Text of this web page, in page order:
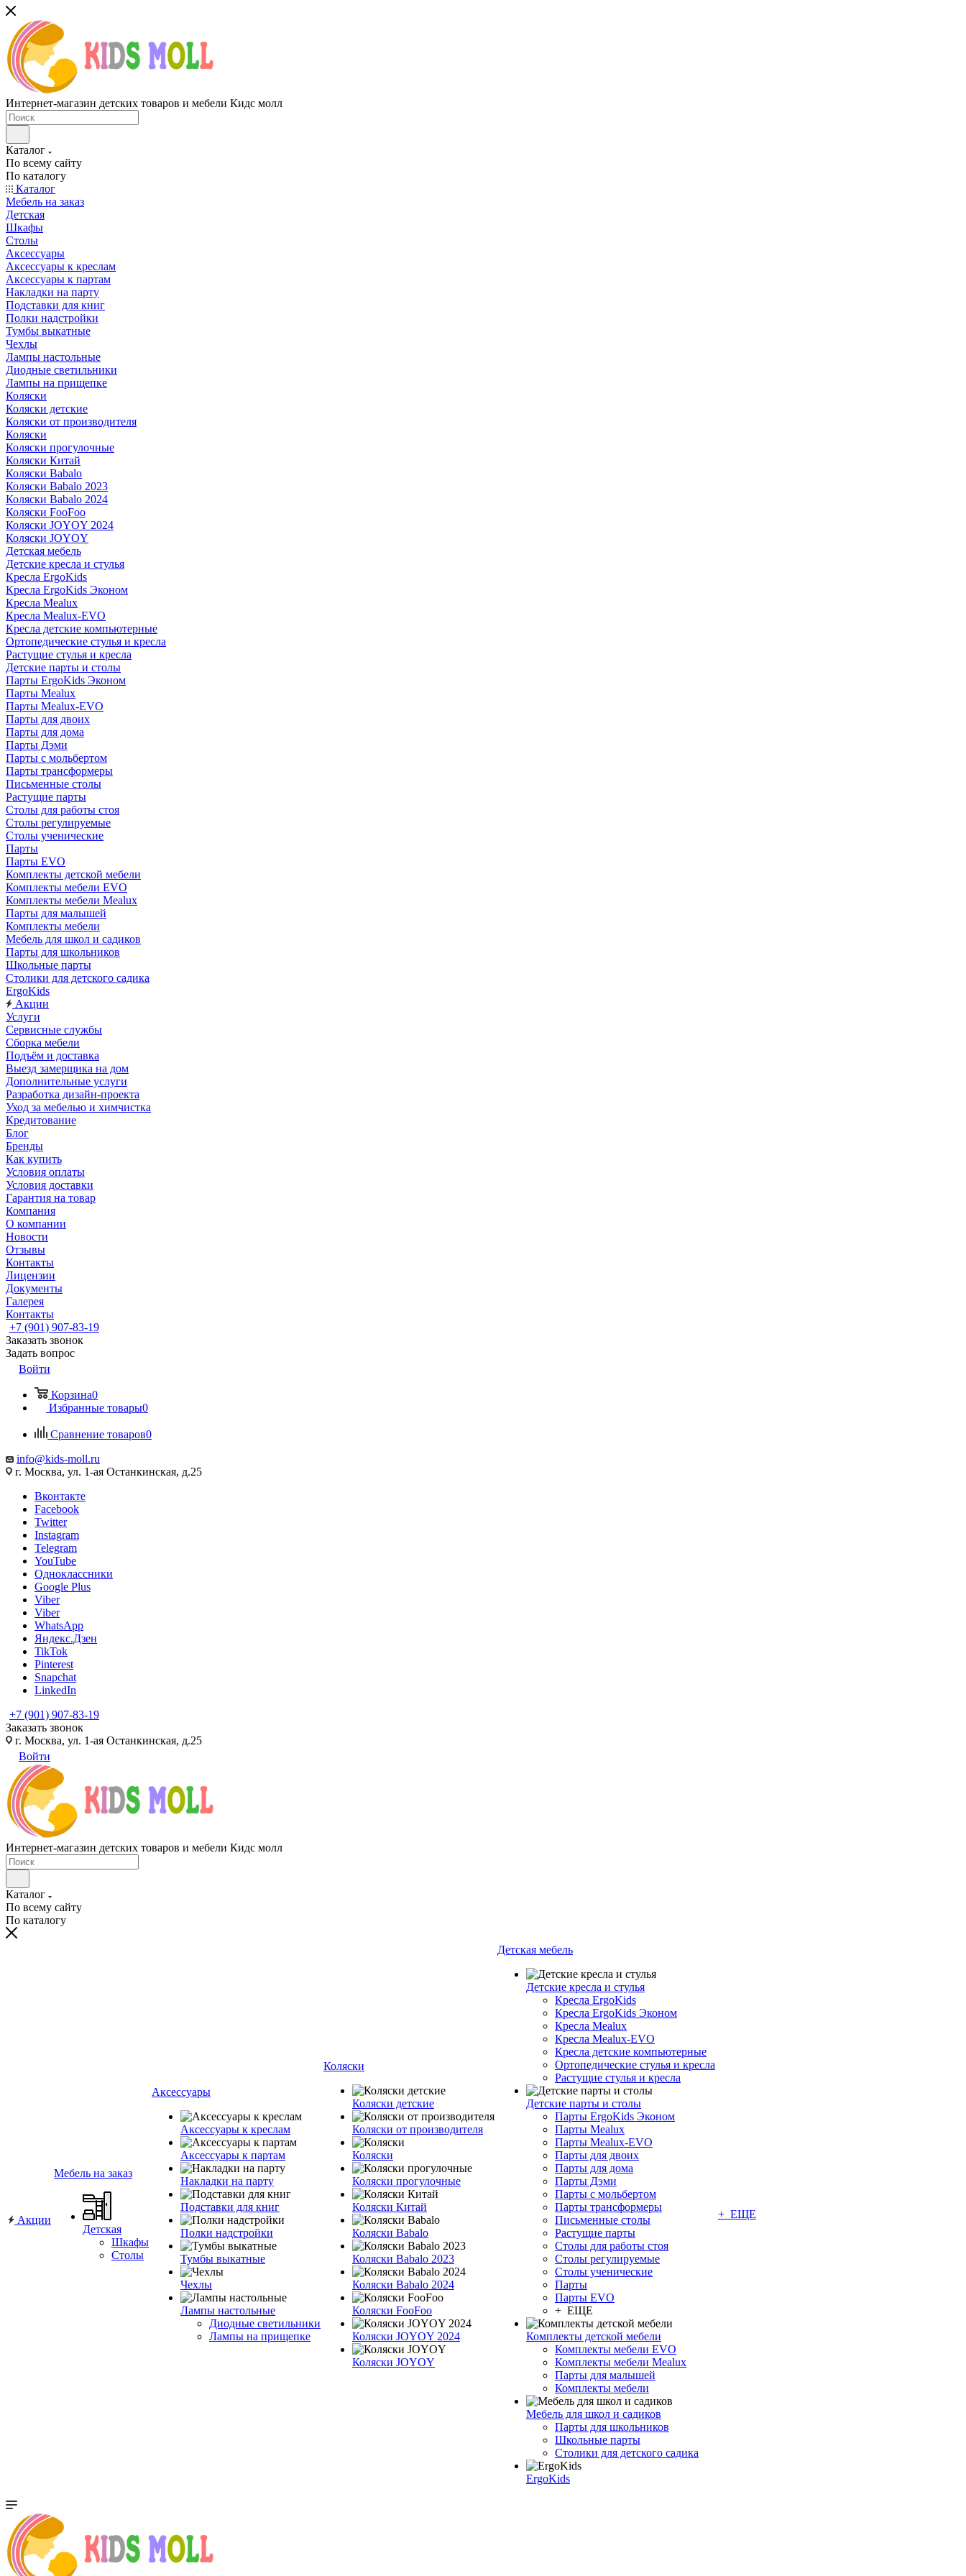
Интернет-магазин детских товаров и мебели Кидс молл
Каталог
По всему сайту
По каталогу
Каталог
Мебель на заказ
Детская
Шкафы
Столы
Аксессуары
Аксессуары к креслам
Аксессуары к партам
Накладки на парту
Подставки для книг
Полки надстройки
Тумбы выкатные
Чехлы
Лампы настольные
Диодные светильники
Лампы на прищепке
Коляски
Коляски детские
Коляски от производителя
Коляски
Коляски прогулочные
Коляски Китай
Коляски Babalo
Коляски Babalo 2023
Коляски Babalo 2024
Коляски FooFoo
Коляски JOYOY 2024
Коляски JOYOY
Детская мебель
Детские кресла и стулья
Кресла ErgoKids
Кресла ErgoKids Эконом
Кресла Mealux
Кресла Mealux-EVO
Кресла детские компьютерные
Ортопедические стулья и кресла
Растущие стулья и кресла
Детские парты и столы
Парты ErgoKids Эконом
Парты Mealux
Парты Mealux-EVO
Парты для двоих
Парты для дома
Парты Дэми
Парты с мольбертом
Парты трансформеры
Письменные столы
Растущие парты
Столы для работы стоя
Столы регулируемые
Столы ученические
Парты
Парты EVO
Комплекты детской мебели
Комплекты мебели EVO
Комплекты мебели Mealux
Парты для малышей
Комплекты мебели
Мебель для школ и садиков
Парты для школьников
Школьные парты
Столики для детского садика
ErgoKids
Акции
Услуги
Сервисные службы
Сборка мебели
Подъём и доставка
Выезд замерщика на дом
Дополнительные услуги
Разработка дизайн-проекта
Уход за мебелью и химчистка
Кредитование
Блог
Бренды
Как купить
Условия оплаты
Условия доставки
Гарантия на товар
Компания
О компании
Новости
Отзывы
Контакты
Лицензии
Документы
Галерея
Контакты
+7 (901) 907-83-19
Заказать звонок
Задать вопрос
Войти
Корзина0
Избранные товары0
Сравнение товаров0
info@kids-moll.ru
г. Москва, ул. 1-ая Останкинская, д.25
Вконтакте
Facebook
Twitter
Instagram
Telegram
YouTube
Одноклассники
Google Plus
Viber
Viber
WhatsApp
Яндекс.Дзен
TikTok
Pinterest
Snapchat
LinkedIn
+7 (901) 907-83-19
Заказать звонок
г. Москва, ул. 1-ая Останкинская, д.25
Войти
Интернет-магазин детских товаров и мебели Кидс молл
Каталог
По всему сайту
По каталогу
Акции
Мебель на заказ
Детская
Шкафы
Столы
Аксессуары
Аксессуары к креслам
Аксессуары к партам
Накладки на парту
Подставки для книг
Полки надстройки
Тумбы выкатные
Чехлы
Лампы настольные
Диодные светильники
Лампы на прищепке
Коляски
Коляски детские
Коляски от производителя
Коляски
Коляски прогулочные
Коляски Китай
Коляски Babalo
Коляски Babalo 2023
Коляски Babalo 2024
Коляски FooFoo
Коляски JOYOY 2024
Коляски JOYOY
Детская мебель
Детские кресла и стулья
Кресла ErgoKids
Кресла ErgoKids Эконом
Кресла Mealux
Кресла Mealux-EVO
Кресла детские компьютерные
Ортопедические стулья и кресла
Растущие стулья и кресла
Детские парты и столы
Парты ErgoKids Эконом
Парты Mealux
Парты Mealux-EVO
Парты для двоих
Парты для дома
Парты Дэми
Парты с мольбертом
Парты трансформеры
Письменные столы
Растущие парты
Столы для работы стоя
Столы регулируемые
Столы ученические
Парты
Парты EVO
+ ЕЩЕ
Комплекты детской мебели
Комплекты мебели EVO
Комплекты мебели Mealux
Парты для малышей
Комплекты мебели
Мебель для школ и садиков
Парты для школьников
Школьные парты
Столики для детского садика
ErgoKids
+ ЕЩЕ